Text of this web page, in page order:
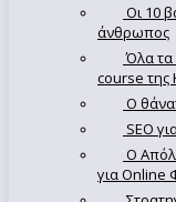
Οι 10
άνθρωπος
Όλα
course της
Ο
SEO
Ο
για Online